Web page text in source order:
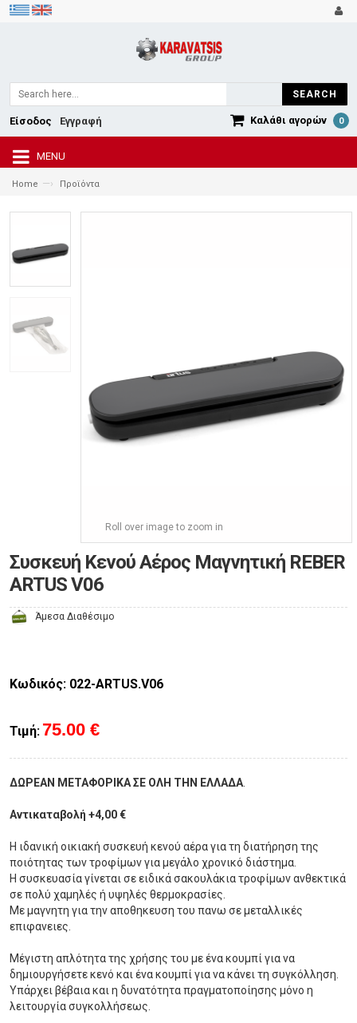
SEARCH
Καλάθι αγορών 0
Εγγραφή
Είσοδος
MENU
Home —› Προϊόντα
Roll over image to zoom in
Συσκευή Κενού Αέρος Μαγνητική REBER
ARTUS V06
Άμεσα Διαθέσιμο
Κωδικός: 022-ARTUS.V06
Τιμή: 75.00 €
ΔΩΡΕΑΝ ΜΕΤΑΦΟΡΙΚΑ ΣΕ ΟΛΗ ΤΗΝ ΕΛΛΑΔΑ.
Αντικαταβολή +4,00 €
Η ιδανική οικιακή συσκευή κενού αέρα για τη διατήρηση της
ποιότητας των τροφίμων για μεγάλο χρονικό διάστημα.
Η συσκευασία γίνεται σε ειδικά σακουλάκια τροφίμων ανθεκτικά
σε πολύ χαμηλές ή υψηλές θερμοκρασίες.
Με μαγνητη για την αποθηκευση του πανω σε μεταλλικές
επιφανειες.
Μέγιστη απλότητα της χρήσης του με ένα κουμπί για να
δημιουργήσετε κενό και ένα κουμπί για να κάνει τη συγκόλληση.
Υπάρχει βέβαια και η δυνατότητα πραγματοποίησης μόνο η
λειτουργία συγκολλήσεως.